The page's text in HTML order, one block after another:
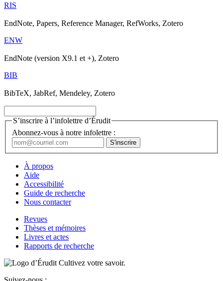
RIS
EndNote, Papers, Reference Manager, RefWorks, Zotero
ENW
EndNote (version X9.1 et +), Zotero
BIB
BibTeX, JabRef, Mendeley, Zotero
S’inscrire à l’infolettre d’Érudit
Abonnez-vous à notre infolettre :
À propos
Aide
Accessibilité
Guide de recherche
Nous contacter
Revues
Thèses et mémoires
Livres et actes
Rapports de recherche
Cultivez votre savoir.